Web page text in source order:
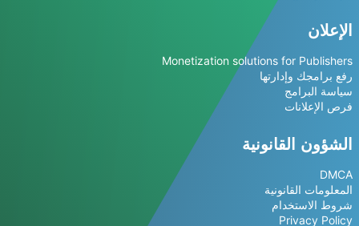
الإعلان
Monetization solutions for Publishers
رفع برامجك وإدارتها
سياسة البرامج
فرص الإعلانات
الشؤون القانونية
DMCA
المعلومات القانونية
شروط الاستخدام
Privacy Policy